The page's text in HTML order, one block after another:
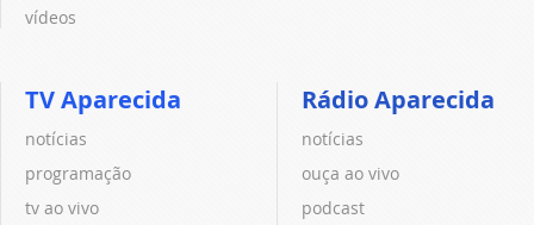
vídeos
TV Aparecida
notícias
programação
tv ao vivo
Rádio Aparecida
notícias
ouça ao vivo
podcast